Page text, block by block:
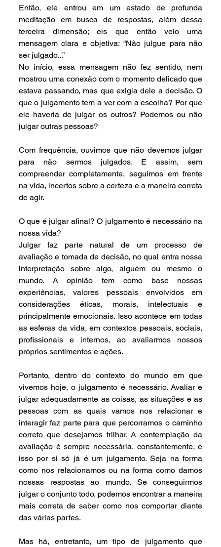
Então, ele entrou em um estado de profunda
meditação em busca de respostas, além dessa
terceira dimensão; eis que então veio uma
mensagem clara e objetiva: “Não julgue para não
ser julgado...”
No início, essa mensagem não fez sentido, nem
mostrou uma conexão com o momento delicado que
estava passando, mas que exigia dele a decisão. O
que o julgamento tem a ver com a escolha? Por que
ele haveria de julgar os outros? Podemos ou não
julgar outras pessoas?
Com frequência, ouvimos que não devemos julgar
para não sermos julgados. E assim, sem
compreender completamente, seguimos em frente
na vida, incertos sobre a certeza e a maneira correta
de agir.
O que é julgar afinal? O julgamento é necessário na
nossa vida?
Julgar faz parte natural de um processo de
avaliação e tomada de decisão, no qual entra nossa
interpretação sobre algo, alguém ou mesmo o
mundo. A opinião tem como base nossas
experiências, valores pessoais envolvidos em
considerações éticas, morais, intelectuais e
principalmente emocionais. Isso acontece em todas
as esferas da vida, em contextos pessoais, sociais,
profissionais e internos, ao avaliarmos nossos
próprios sentimentos e ações.
Portanto, dentro do contexto do mundo em que
vivemos hoje, o julgamento é necessário. Avaliar e
julgar adequadamente as coisas, as situações e as
pessoas com as quais vamos nos relacionar e
interagir faz parte para que percorramos o caminho
correto que desejamos trilhar. A contemplação da
avaliação é sempre necessária, constantemente, e
isso por si só já é um julgamento. Seja na forma
como nos relacionamos ou na forma como damos
nossas respostas ao mundo. Se conseguirmos
julgar o conjunto todo, podemos encontrar a maneira
mais correta de saber como nos comportar diante
das várias partes.
Mas há, entretanto, um tipo de julgamento que